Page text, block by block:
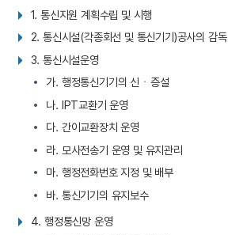
1. 통신지원 계획수립 및 시행
2. 통신시설(각종회선 및 통신기기)공사의 감독
3. 통신시설운영
가. 행정통신기기의 신ㆍ증설
나. IPT교환기 운영
다. 간이교환장치 운영
라. 모사전송기 운영 및 유지관리
마. 행정전화번호 지정 및 배부
바. 통신기기의 유지보수
4. 행정통신망 운영